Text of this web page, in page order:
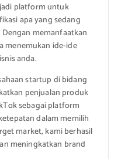
platform untuk
apa yang sedang
memanfaatkan
menemukan ide-ide
anda.
startup di bidang
penjualan produk
sebagai platform
dalam memilih
market, kami berhasil
meningkatkan brand